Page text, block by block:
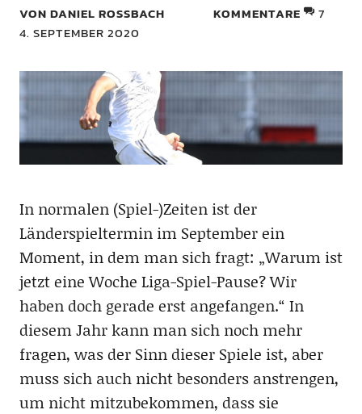
VON DANIEL ROSSBACH
4. SEPTEMBER 2020
KOMMENTARE 7
In normalen (Spiel-)Zeiten ist der
Länderspieltermin im September ein
Moment, in dem man sich fragt: „Warum ist
jetzt eine Woche Liga-Spiel-Pause? Wir
haben doch gerade erst angefangen.“ In
diesem Jahr kann man sich noch mehr
fragen, was der Sinn dieser Spiele ist, aber
muss sich auch nicht besonders anstrengen,
um nicht mitzubekommen, dass sie